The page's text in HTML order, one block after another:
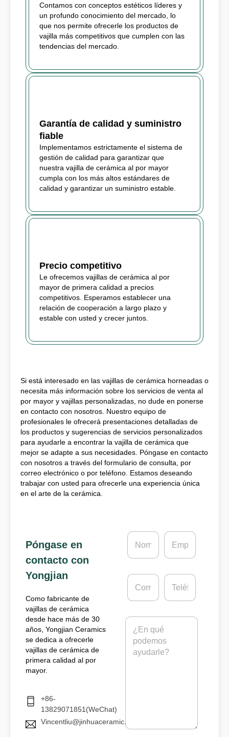
Contamos con conceptos estéticos líderes y
un profundo conocimiento del mercado, lo
que nos permite ofrecerle los productos de
vajilla más competitivos que cumplen con las
tendencias del mercado.
Garantía de calidad y suministro
fiable
Implementamos estrictamente el sistema de
gestión de calidad para garantizar que
nuestra vajilla de cerámica al por mayor
cumpla con los más altos estándares de
calidad y garantizar un suministro estable.
Precio competitivo
Le ofrecemos vajillas de cerámica al por
mayor de primera calidad a precios
competitivos. Esperamos establecer una
relación de cooperación a largo plazo y
estable con usted y crecer juntos.
Si está interesado en las vajillas de cerámica horneadas o
necesita más información sobre los servicios de venta al
por mayor y vajillas personalizadas, no dude en ponerse
en contacto con nosotros. Nuestro equipo de
profesionales le ofrecerá presentaciones detalladas de
los productos y sugerencias de servicios personalizados
para ayudarle a encontrar la vajilla de cerámica que
mejor se adapte a sus necesidades. Póngase en contacto
con nosotros a través del formulario de consulta, por
correo electrónico o por teléfono. Estamos deseando
trabajar con usted para ofrecerle una experiencia única
en el arte de la cerámica.
Póngase en
contacto con
Yongjian
Como fabricante de
vajillas de cerámica
desde hace más de 30
años, Yongjian Ceramics
se dedica a ofrecerle
vajillas de cerámica de
primera calidad al por
mayor.
+86-
13829071851(WeChat)
Vincentliu@jinhuaceramic.com
N
m
r
E
p
e
C
r
e
T
l
f
o
M